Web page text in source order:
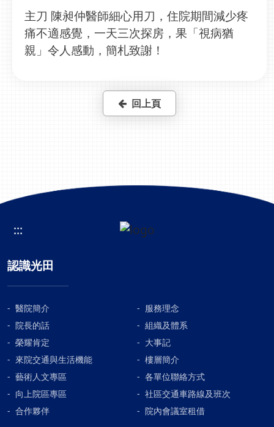
主刀 陳昶仲醫師細心用刀，住院期間減少疼
痛不適感覺，一天三次探房，果「視病猶
親」令人感動，簡札致謝！
回上頁
:::
認識光田
醫院簡介
服務理念
院長的話
組織及體系
榮耀肯定
大事記
來院交通與生活機能
樓層簡介
藝術人文專區
各單位聯絡方式
向上院區專區
社區交通車路線及班次
合作夥伴
院內會議室租借